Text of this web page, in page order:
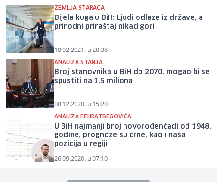
ZEMLJA STARACA
Bijela kuga u BiH: Ljudi odlaze iz države, a
prirodni priraštaj nikad gori
18.02.2021. u 20:38
ANALIZA STANJA
Broj stanovnika u BiH do 2070. mogao bi se
spustiti na 1,5 miliona
08.12.2020. u 15:20
ANALIZA FEHRATBEGOVIĆA
U BiH najmanji broj novorođenčadi od 1948.
godine, prognoze su crne, kao i naša
pozicija u regiji
26.09.2020. u 07:10